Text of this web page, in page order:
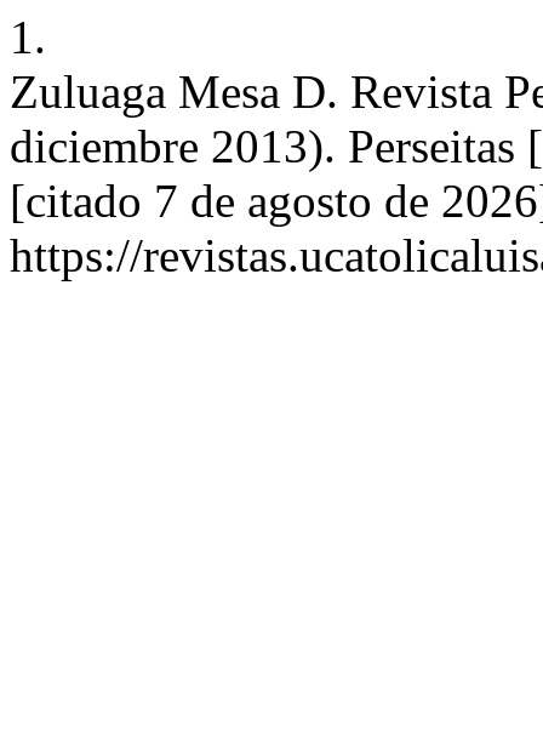
1.
Zuluaga Mesa D. Revista
diciembre 2013).
[citado 7 de agosto de
https://